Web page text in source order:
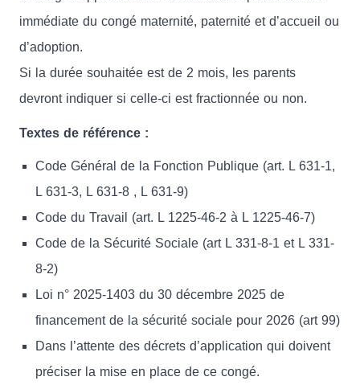
immédiate du congé maternité, paternité et d’accueil ou
d’adoption.
Si la durée souhaitée est de 2 mois, les parents
devront indiquer si celle-ci est fractionnée ou non.
Textes de référence :
Code Général de la Fonction Publique (art. L 631-1,
L 631-3, L 631-8 , L 631-9)
Code du Travail (art. L 1225-46-2 à L 1225-46-7)
Code de la Sécurité Sociale (art L 331-8-1 et L 331-
8-2)
Loi n° 2025-1403 du 30 décembre 2025 de
financement de la sécurité sociale pour 2026 (art 99)
Dans l’attente des décrets d’application qui doivent
préciser la mise en place de ce congé.